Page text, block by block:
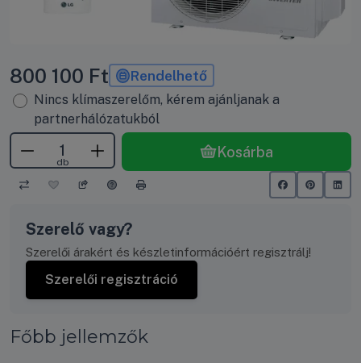
800 100 Ft Rendelhető
Nincs klímaszerelőm, kérem ajánljanak a
partnerhálózatukból
db
Kosárba
Szerelő vagy?
Szerelői árakért és készletinformációért regisztrálj!
Szerelői regisztráció
Főbb jellemzők